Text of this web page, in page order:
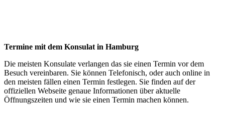
Termine mit dem Konsulat in Hamburg
Die meisten Konsulate verlangen das sie einen Termin vor dem
Besuch vereinbaren. Sie können Telefonisch, oder auch online in
den meisten fällen einen Termin festlegen. Sie finden auf der
offiziellen Webseite genaue Informationen über aktuelle
Öffnungszeiten und wie sie einen Termin machen können.